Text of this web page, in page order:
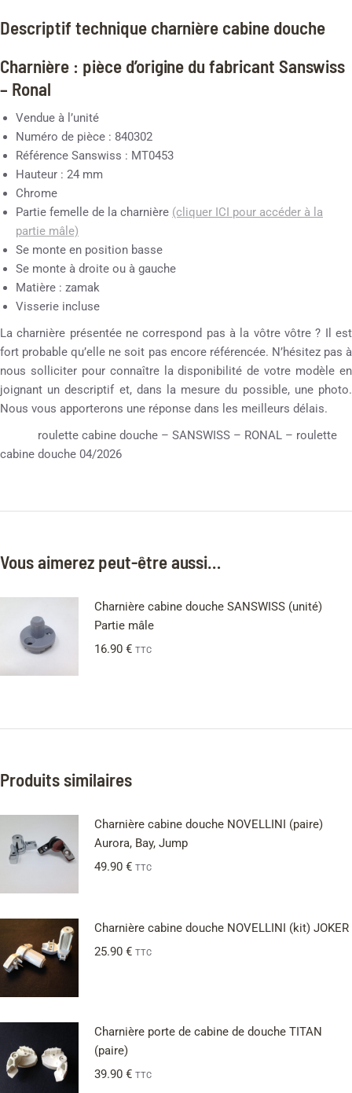
Descriptif technique charnière cabine douche
Charnière : pièce d’origine du fabricant Sanswiss
– Ronal
Vendue à l’unité
Numéro de pièce : 840302
Référence Sanswiss : MT0453
Hauteur : 24 mm
Chrome
Partie femelle de la charnière (cliquer ICI pour accéder à la
partie mâle)
Se monte en position basse
Se monte à droite ou à gauche
Matière : zamak
Visserie incluse
La charnière présentée ne correspond pas à la vôtre vôtre ? Il est
fort probable qu’elle ne soit pas encore référencée. N’hésitez pas à
nous solliciter pour connaître la disponibilité de votre modèle en
joignant un descriptif et, dans la mesure du possible, une photo.
Nous vous apporterons une réponse dans les meilleurs délais.
roulette cabine douche – SANSWISS – RONAL – roulette
cabine douche 04/2026
Vous aimerez peut-être aussi…
Charnière cabine douche SANSWISS (unité)
Partie mâle
16.90 € TTC
Produits similaires
Charnière cabine douche NOVELLINI (paire)
Aurora, Bay, Jump
49.90 € TTC
Charnière cabine douche NOVELLINI (kit) JOKER
25.90 € TTC
Charnière porte de cabine de douche TITAN
(paire)
39.90 € TTC